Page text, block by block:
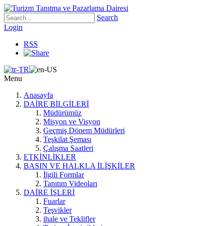
Search
Login
RSS
Menu
Anasayfa
DAİRE BİLGİLERİ
Müdürümüz
Misyon ve Visyon
Geçmiş Dönem Müdürleri
Teşkilat Şeması
Çalışma Saatleri
ETKİNLİKLER
BASIN VE HALKLA İLİŞKİLER
İlgili Formlar
Tanıtım Videoları
DAİRE İŞLERİ
Fuarlar
Teşvikler
ihale ve Teklifler